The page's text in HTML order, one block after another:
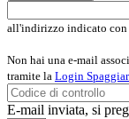
all'indirizzo indicato con
Non hai una e-mail
tramite la Login
E-mail inviata, si